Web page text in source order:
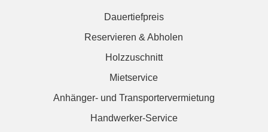
Dauertiefpreis
Reservieren & Abholen
Holzzuschnitt
Mietservice
Anhänger- und Transportervermietung
Handwerker-Service